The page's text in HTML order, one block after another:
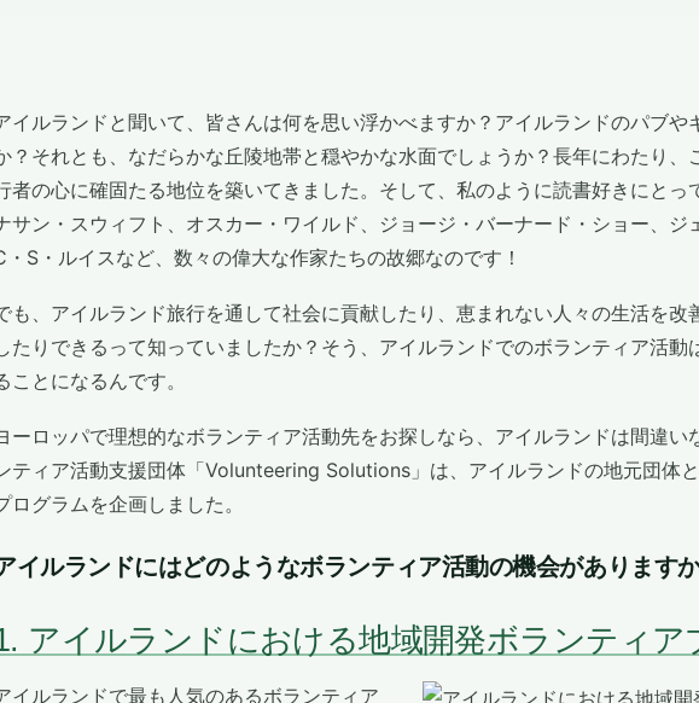
イルランドと聞いて、皆さんは何を思い浮かべますか？アイルランドのパブや
？それとも、なだらかな丘陵地帯と穏やかな水面でしょうか？長年にわたり、
者の心に確固たる地位を築いてきました。そして、私のように読書好きにとっ
サン・スウィフト、オスカー・ワイルド、ジョージ・バーナード・ショー、ジ
・S・ルイスなど、数々の偉大な作家たちの故郷なのです！
も、アイルランド旅行を通して社会に貢献したり、恵まれない人々の生活を改
たりできるって知っていましたか？そう、アイルランドでのボランティア活動
ことになるんです。
ーロッパで理想的なボランティア活動先をお探しなら、アイルランドは間違い
ティア活動支援団体「Volunteering Solutions」は、アイルランドの地元団体
ログラムを企画しました。
イルランドにはどのようなボランティア活動の機会があります
アイルランドにおける地域開発ボランティア
イルランドで最も人気のあるボランティア